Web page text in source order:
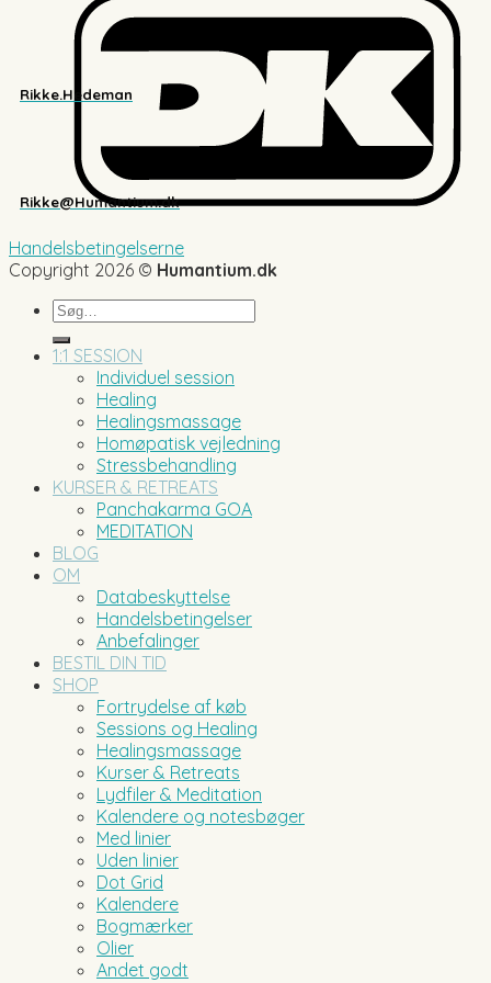
Rikke.Hedeman
Rikke@Humantium.dk
Handelsbetingelserne
Copyright 2026 © Humantium.dk
Søg
efter:
1:1 SESSION
Individuel session
Healing
Healingsmassage
Homøpatisk vejledning
Stressbehandling
KURSER & RETREATS
Panchakarma GOA
MEDITATION
BLOG
OM
Databeskyttelse
Handelsbetingelser
Anbefalinger
BESTIL DIN TID
SHOP
Fortrydelse af køb
Sessions og Healing
Healingsmassage
Kurser & Retreats
Lydfiler & Meditation
Kalendere og notesbøger
Med linier
Uden linier
Dot Grid
Kalendere
Bogmærker
Olier
Andet godt